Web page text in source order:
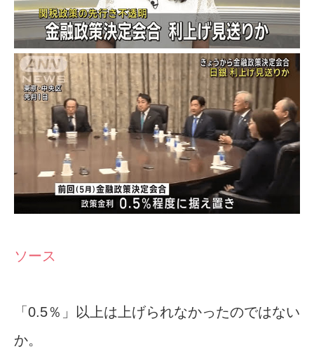
ソース
「0.5％」以上は上げられなかったのではない
か。